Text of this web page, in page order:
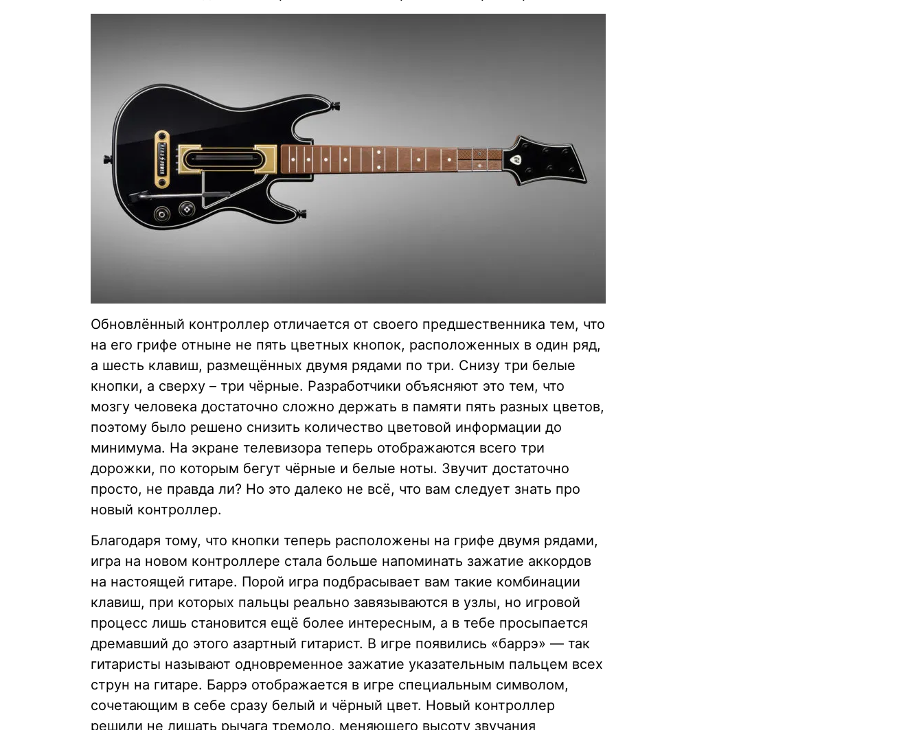
Обновлённый контроллер отличается от своего предшественника тем, что
на его грифе отныне не пять цветных кнопок, расположенных в один ряд,
а шесть клавиш, размещённых двумя рядами по три. Снизу три белые
кнопки, а сверху – три чёрные. Разработчики объясняют это тем, что
мозгу человека достаточно сложно держать в памяти пять разных цветов,
поэтому было решено снизить количество цветовой информации до
минимума. На экране телевизора теперь отображаются всего три
дорожки, по которым бегут чёрные и белые ноты. Звучит достаточно
просто, не правда ли? Но это далеко не всё, что вам следует знать про
новый контроллер.
Благодаря тому, что кнопки теперь расположены на грифе двумя рядами,
игра на новом контроллере стала больше напоминать зажатие аккордов
на настоящей гитаре. Порой игра подбрасывает вам такие комбинации
клавиш, при которых пальцы реально завязываются в узлы, но игровой
процесс лишь становится ещё более интересным, а в тебе просыпается
дремавший до этого азартный гитарист. В игре появились «баррэ» — так
гитаристы называют одновременное зажатие указательным пальцем всех
струн на гитаре. Баррэ отображается в игре специальным символом,
сочетающим в себе сразу белый и чёрный цвет. Новый контроллер
решили не лишать рычага тремоло, меняющего высоту звучания